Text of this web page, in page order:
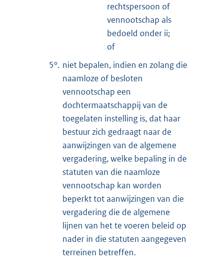
rechtspersoon of
vennootschap als
bedoeld onder ii;
of
5°. niet bepalen, indien en zolang die
naamloze of besloten
vennootschap een
dochtermaatschappij van de
toegelaten instelling is, dat haar
bestuur zich gedraagt naar de
aanwijzingen van de algemene
vergadering, welke bepaling in de
statuten van die naamloze
vennootschap kan worden
beperkt tot aanwijzingen van die
vergadering die de algemene
lijnen van het te voeren beleid op
nader in die statuten aangegeven
terreinen betreffen.